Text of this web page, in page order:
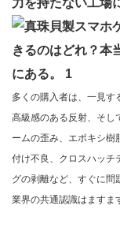
力を持たない工場
多くの購入者は、一見す
高級感のある反射、そし
ームの歪み、エポキシ樹
付け不良、クロスハッチ
グの剥離など、すぐに問
業界の共通認識はますま